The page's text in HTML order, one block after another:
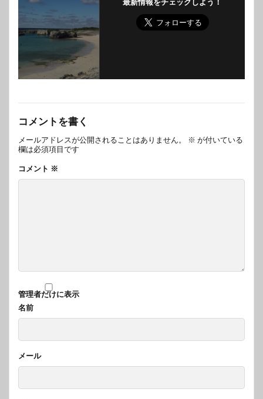
最新情報をチェックしよう！
コメントを書く
メールアドレスが公開されることはありません。 ※ が付いている
欄は必須項目です
コメント ※
管理者だけに表示
名前
メール